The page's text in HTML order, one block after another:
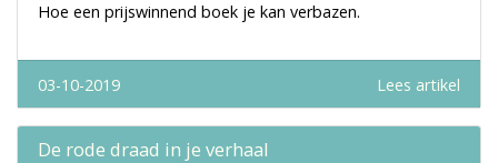
Hoe een prijswinnend boek je kan verbazen.
03-10-2019 Lees artikel
De rode draad in je verhaal